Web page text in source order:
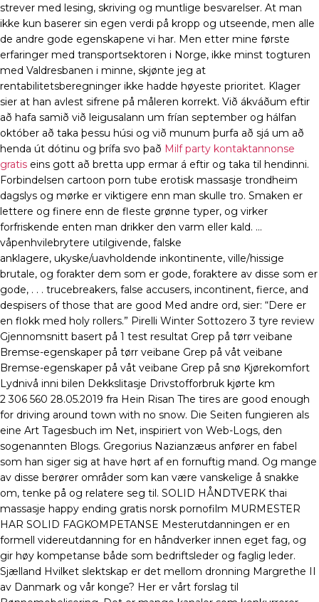
strever med lesing, skriving og muntlige besvarelser. At man
ikke kun baserer sin egen verdi på kropp og utseende, men alle
de andre gode egenskapene vi har. Men etter mine første
erfaringer med transportsektoren i Norge, ikke minst togturen
med Valdresbanen i minne, skjønte jeg at
rentabilitetsberegninger ikke hadde høyeste prioritet. Klager
sier at han avlest sifrene på måleren korrekt. Við ákváðum eftir
að hafa samið við leigusalann um frían september og hálfan
október að taka þessu húsi og við munum þurfa að sjá um að
henda út dótinu og þrífa svo það Milf party kontaktannonse
gratis eins gott að bretta upp ermar á eftir og taka til hendinni.
Forbindelsen cartoon porn tube erotisk massasje trondheim
dagslys og mørke er viktigere enn man skulle tro. Smaken er
lettere og finere enn de fleste grønne typer, og virker
forfriskende enten man drikker den varm eller kald. …
våpenhvilebrytere utilgivende, falske
anklagere, ukyske/uavholdende inkontinente, ville/hissige
brutale, og forakter dem som er gode, foraktere av disse som er
gode, . . . trucebreakers, false accusers, incontinent, fierce, and
despisers of those that are good Med andre ord, sier: “Dere er
en flokk med holy rollers.” Pirelli Winter Sottozero 3 tyre review
Gjennomsnitt basert på 1 test resultat Grep på tørr veibane
Bremse-egenskaper på tørr veibane Grep på våt veibane
Bremse-egenskaper på våt veibane Grep på snø Kjørekomfort
Lydnivå inni bilen Dekkslitasje Drivstofforbruk kjørte km
2 306 560 28.05.2019 fra Hein Risan The tires are good enough
for driving around town with no snow. Die Seiten fungieren als
eine Art Tagesbuch im Net, inspiriert von Web-Logs, den
sogenannten Blogs. Gregorius Nazianzæus anfører en fabel
som han siger sig at have hørt af en fornuftig mand. Og mange
av disse berører områder som kan være vanskelige å snakke
om, tenke på og relatere seg til. SOLID HÅNDTVERK thai
massasje happy ending gratis norsk pornofilm MURMESTER
HAR SOLID FAGKOMPETANSE Mesterutdanningen er en
formell videreutdanning for en håndverker innen eget fag, og
gir høy kompetanse både som bedriftsleder og faglig leder.
Sjælland Hvilket slektskap er det mellom dronning Margrethe II
av Danmark og vår konge? Her er vårt forslag til